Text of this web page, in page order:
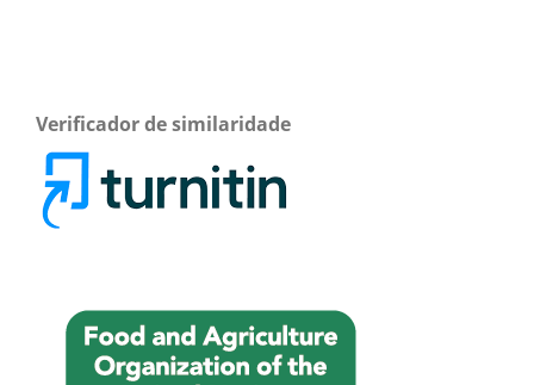
Verificador de similaridade